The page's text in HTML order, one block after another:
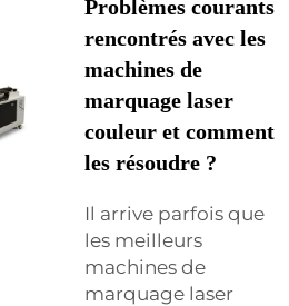
Problèmes courants
rencontrés avec les
machines de
marquage laser
couleur et comment
les résoudre ?
Il arrive parfois que
les meilleurs
machines de
marquage laser